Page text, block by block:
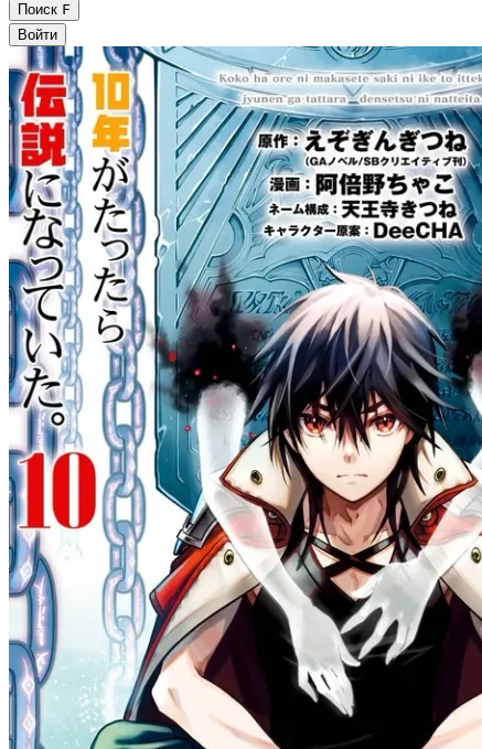
Поиск F
Войти